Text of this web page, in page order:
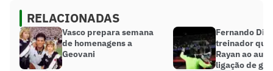
RELACIONADAS
Vasco prepara semana
de homenagens a
Geovani
Fernando
treinador que
Rayan ao
ligação de